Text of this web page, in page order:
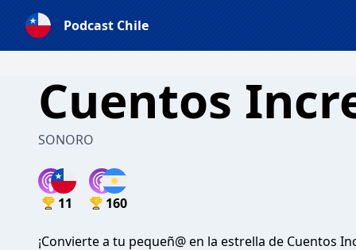
Podcast Chile
Cuentos
SONORO
11 160
¡Convierte a tu pequeñ@ en la estrella de Cuentos